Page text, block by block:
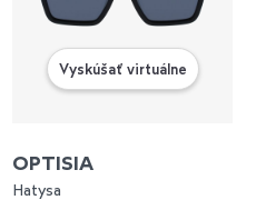
Vyskúšať virtuálne
OPTISIA
Hatysa